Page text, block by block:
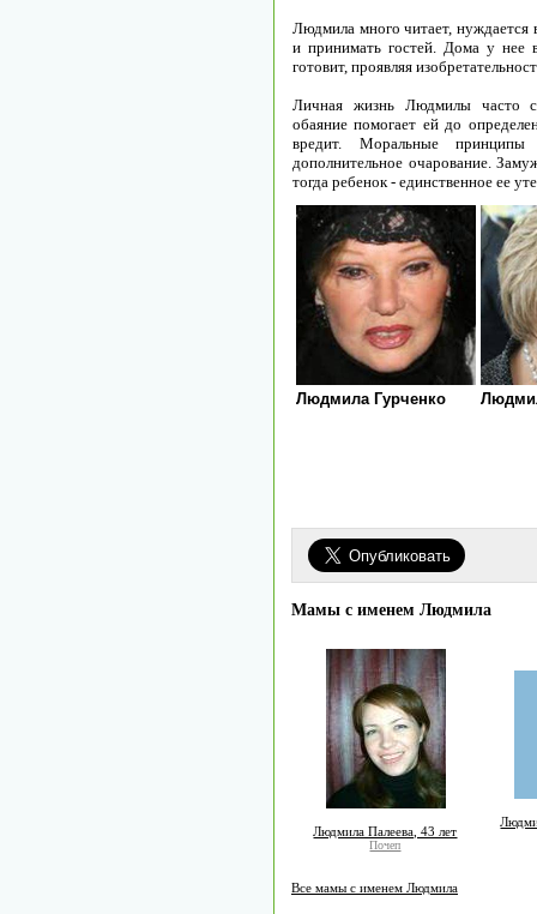
Людмила много читает,
и принимать гостей. Дома у нее
готовит, проявляя
Личная жизнь Людмилы часто
обаяние помогает ей до
вредит. Моральные
дополнительное очарование.
тогда ребенок - единственное ее
Людмила Гурченко
Мамы с именем Людмила
Людмила Палеева, 43 лет
Почеп
Все мамы с именем Людмила